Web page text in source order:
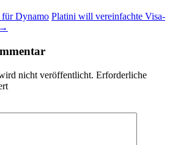
für Dynamo Platini will vereinfachte Visa-
→
nicht veröffentlicht. Erforderliche